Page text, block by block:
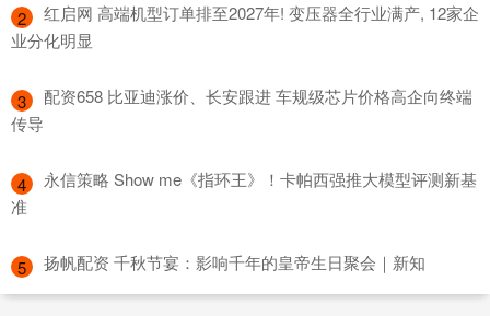
2
​红启网 高端机型订单排至2027年! 变压器全行业满产, 12家企
业分化明显
3
​配资658 比亚迪涨价、长安跟进 车规级芯片价格高企向终端
传导
4
​永信策略 Show me《指环王》！卡帕西强推大模型评测新基
准
5 ​扬帆配资 千秋节宴：影响千年的皇帝生日聚会｜新知